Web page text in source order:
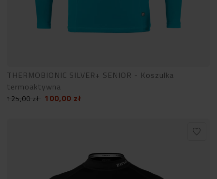
THERMOBIONIC SILVER+ SENIOR - Koszulka
termoaktywna
125,00zł 100,00 zł